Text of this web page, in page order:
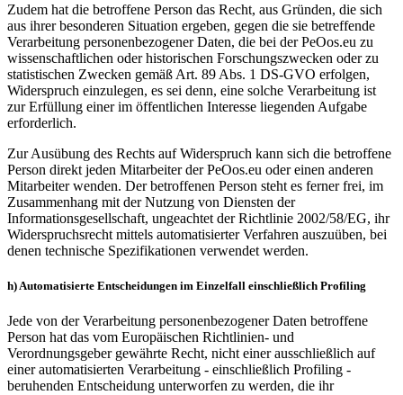
Zudem hat die betroffene Person das Recht, aus Gründen, die sich
aus ihrer besonderen Situation ergeben, gegen die sie betreffende
Verarbeitung personenbezogener Daten, die bei der PeOos.eu zu
wissenschaftlichen oder historischen Forschungszwecken oder zu
statistischen Zwecken gemäß Art. 89 Abs. 1 DS-GVO erfolgen,
Widerspruch einzulegen, es sei denn, eine solche Verarbeitung ist
zur Erfüllung einer im öffentlichen Interesse liegenden Aufgabe
erforderlich.
Zur Ausübung des Rechts auf Widerspruch kann sich die betroffene
Person direkt jeden Mitarbeiter der PeOos.eu oder einen anderen
Mitarbeiter wenden. Der betroffenen Person steht es ferner frei, im
Zusammenhang mit der Nutzung von Diensten der
Informationsgesellschaft, ungeachtet der Richtlinie 2002/58/EG, ihr
Widerspruchsrecht mittels automatisierter Verfahren auszuüben, bei
denen technische Spezifikationen verwendet werden.
h) Automatisierte Entscheidungen im Einzelfall einschließlich Profiling
Jede von der Verarbeitung personenbezogener Daten betroffene
Person hat das vom Europäischen Richtlinien- und
Verordnungsgeber gewährte Recht, nicht einer ausschließlich auf
einer automatisierten Verarbeitung - einschließlich Profiling -
beruhenden Entscheidung unterworfen zu werden, die ihr